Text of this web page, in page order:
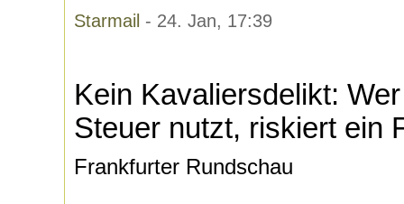
Starmail - 24. Jan, 17:39
Kein Kavaliersdelikt:
Steuer nutzt, riskiert ein
Frankfurter Rundschau